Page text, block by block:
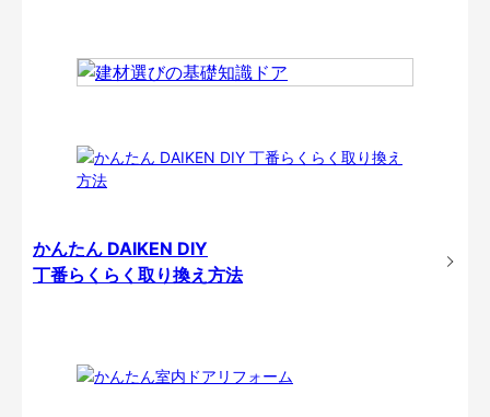
かんたん DAIKEN DIY
丁番らくらく取り換え方法